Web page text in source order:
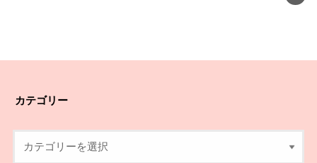
カテゴリー